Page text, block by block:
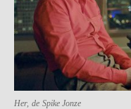
Her, de Spike Jonze